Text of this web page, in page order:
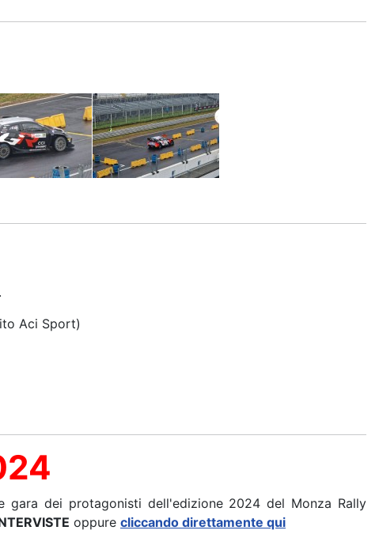
Aci Sport)
gara dei protagonisti dell'edizione 2024 del Monza Rally
oppure cliccando direttamente qui